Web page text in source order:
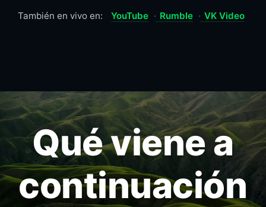
También en vivo en: YouTube Rumble VK Video
Qué viene a
continuación